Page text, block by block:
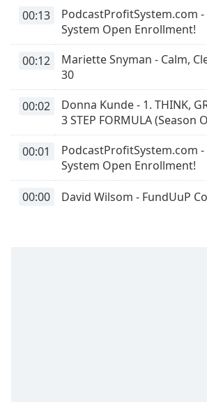
Font
Close
Modal
End
window.
00:13
PodcastProfitSystem.com
System Open Enrollment!
00:12
Mariette Snyman - Calm,
30
00:02
Donna Kunde - 1. THINK,
3 STEP FORMULA (Season
00:01
PodcastProfitSystem.com
System Open Enrollment!
00:00 David Wilsom - FundUuP